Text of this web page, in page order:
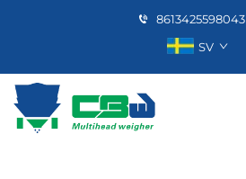
8613425598043
SV